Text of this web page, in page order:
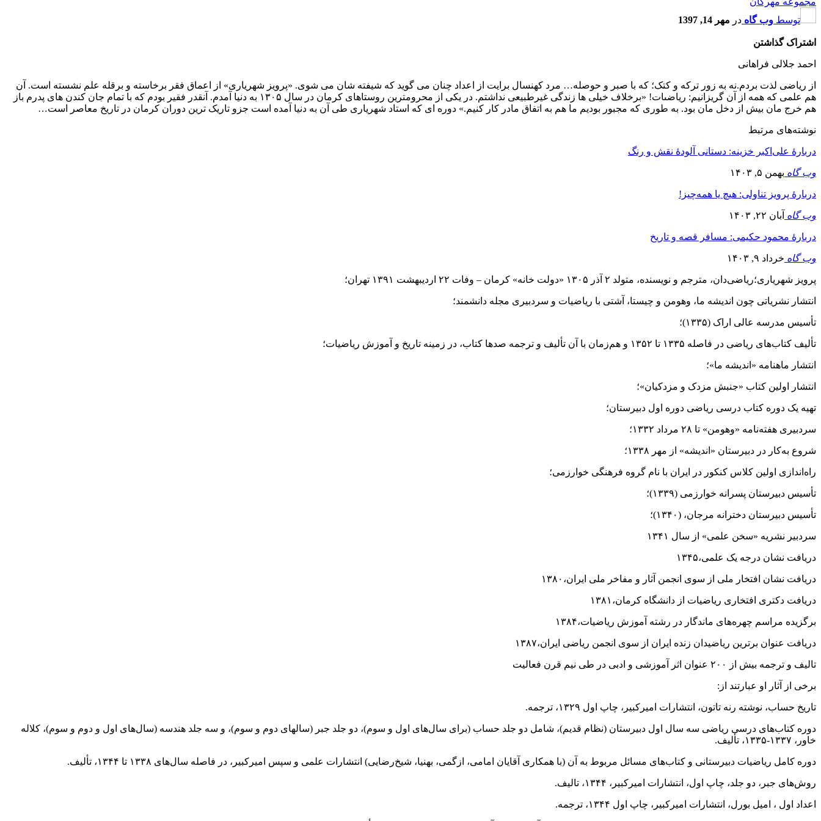
توسط وب گاه در مهر 14, 1397
اشتراک گذاشتن
احمد جلالى فراهانى
از ریاضى لذت بردم.نه به زور ترکه و کتک؛ که با صبر و حوصله… مرد کهنسال برایت از اعداد چنان مى گوید که شیفته شان مى شوى. «پرویز شهریارى» از اعماق فقر برخاسته و برقله علم نشسته است. آن
هم علمى که همه از آن گریزانیم: ریاضىات! «برخلاف خیلى ها زندگى غیرطبیعى نداشتم. در یکى از محرومترین روستاهاى کرمان در سال ۱۳۰۵ به دنیا آمدم. آنقدر فقیر بودم که با تمام جان کندن هاى پدرم باز
هم خرج مان بیش از دخل مان بود. به طورى که مجبور بودیم ما هم به اتفاق مادر کار کنیم.» دوره اى که استاد شهریارى طى آن به دنیا آمده است جزو تاریک ترین دوران کرمان در تاریخ معاصر است…
نوشته‌های مرتبط
دربارۀ على‌اکبر خزینه: دستانى آلودۀ نقش و رنگ
وب گاه بهمن ۵, ۱۴۰۳
دربارۀ پرویز تناولی: هیچ یا همه‌چیز!
وب گاه آبان ۲۲, ۱۴۰۳
دربارۀ محمود حکیمی: مسافر قصه و تاریخ
وب گاه خرداد ۹, ۱۴۰۳
پرویز شهریاری؛ریاضی‌دان، مترجم و نویسنده، متولد ۲ آذر ۱۳۰۵ «دولت خانه» کرمان – وفات ۲۲ اردیبهشت ۱۳۹۱ تهران؛
انتشار نشریاتی چون اندیشه ما، وهومن و چیستا، آشتی با ریاضیات و سردبیری مجله دانشمند؛
تأسیس مدرسه عالی اراک (۱۳۳۵)؛
تألیف کتاب‌های ریاضی در فاصله ۱۳۳۵ تا ۱۳۵۲ و هم‌زمان با آن تألیف و ترجمه صدها کتاب، در زمینه تاریخ و آموزش ریاضیات؛
انتشار ماهنامه «اندیشه ما»؛
انتشار اولین کتاب «جنبش مزدک و مزدکیان»؛
تهیه یک دوره کتاب درسی ریاضی دوره اول دبیرستان؛
سردبیری هفته‌نامه «وهومن» تا ۲۸ مرداد ۱۳۳۲؛
شروع به‌کار در دبیرستان «اندیشه» از مهر ۱۳۳۸؛
راه‌اندازی اولین کلاس کنکور در ایران با نام گروه فرهنگی خوارزمی؛
تأسیس دبیرستان پسرانه خوارزمی (۱۳۳۹)؛
تأسیس دبیرستان دخترانه مرجان، (۱۳۴۰)؛
سردبیر نشریه «سخن علمی» از سال ۱۳۴۱
دریافت نشان درجه یک علمی،۱۳۴۵
دریافت نشان افتخار ملی از سوی انجمن آثار و مفاخر ملی ایران،۱۳۸۰
دریافت دکتری افتخاری ریاضیات از دانشگاه کرمان،۱۳۸۱
برگزیده مراسم چهره‌های ماندگار در رشته آموزش ریاضیات،۱۳۸۴
دریافت عنوان برترین ریاضیدان زنده ایران از سوی انجمن ریاضی ایران،۱۳۸۷
تالیف و ترجمه بیش از ۲۰۰ عنوان اثر آموزشی و ادبی در طی نیم قرن فعالیت
برخی از آثار او عبارتند از:
تاریخ حساب، نوشته رنه تاتون، انتشارات امیرکبیر، چاپ اول ۱۳۲۹، ترجمه.
دوره کتاب‌های درسی ریاضی سه سال اول دبیرستان (نظام قدیم)، شامل دو جلد حساب (برای سال‌های اول و سوم)، دو جلد جبر (سالهای دوم و سوم)، و سه جلد هندسه (سال‌های اول و دوم و سوم)، کلاله
خاور، ۱۳۳۷-۱۳۳۵، تألیف.
دوره کامل ریاضیات دبیرستانی و کتاب‌های مسائل مربوط به آن (با همکاری آقایان امامی، ازگمی، بهنیا، شیخ‌رضایی) انتشارات علمی و سپس امیرکبیر، در فاصله سال‌های ۱۳۳۸ تا ۱۳۴۴، تألیف.
روش‌های جبر، دو جلد، چاپ اول، انتشارات امیرکبیر، ۱۳۴۴، تالیف.
اعداد اول ، امیل بورل، انتشارات امیرکبیر، چاپ اول ۱۳۴۴، ترجمه.